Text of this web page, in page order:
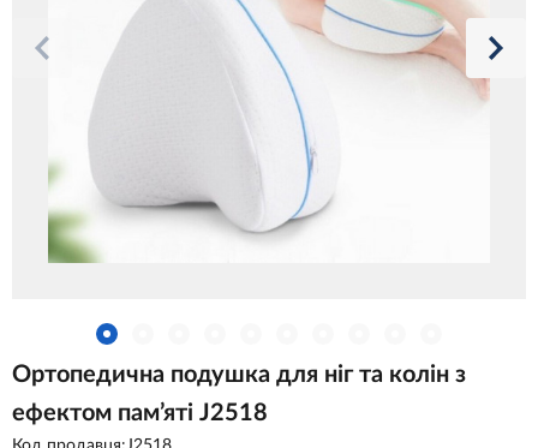
Ортопедична подушка для ніг та колін з
ефектом пам’яті J2518